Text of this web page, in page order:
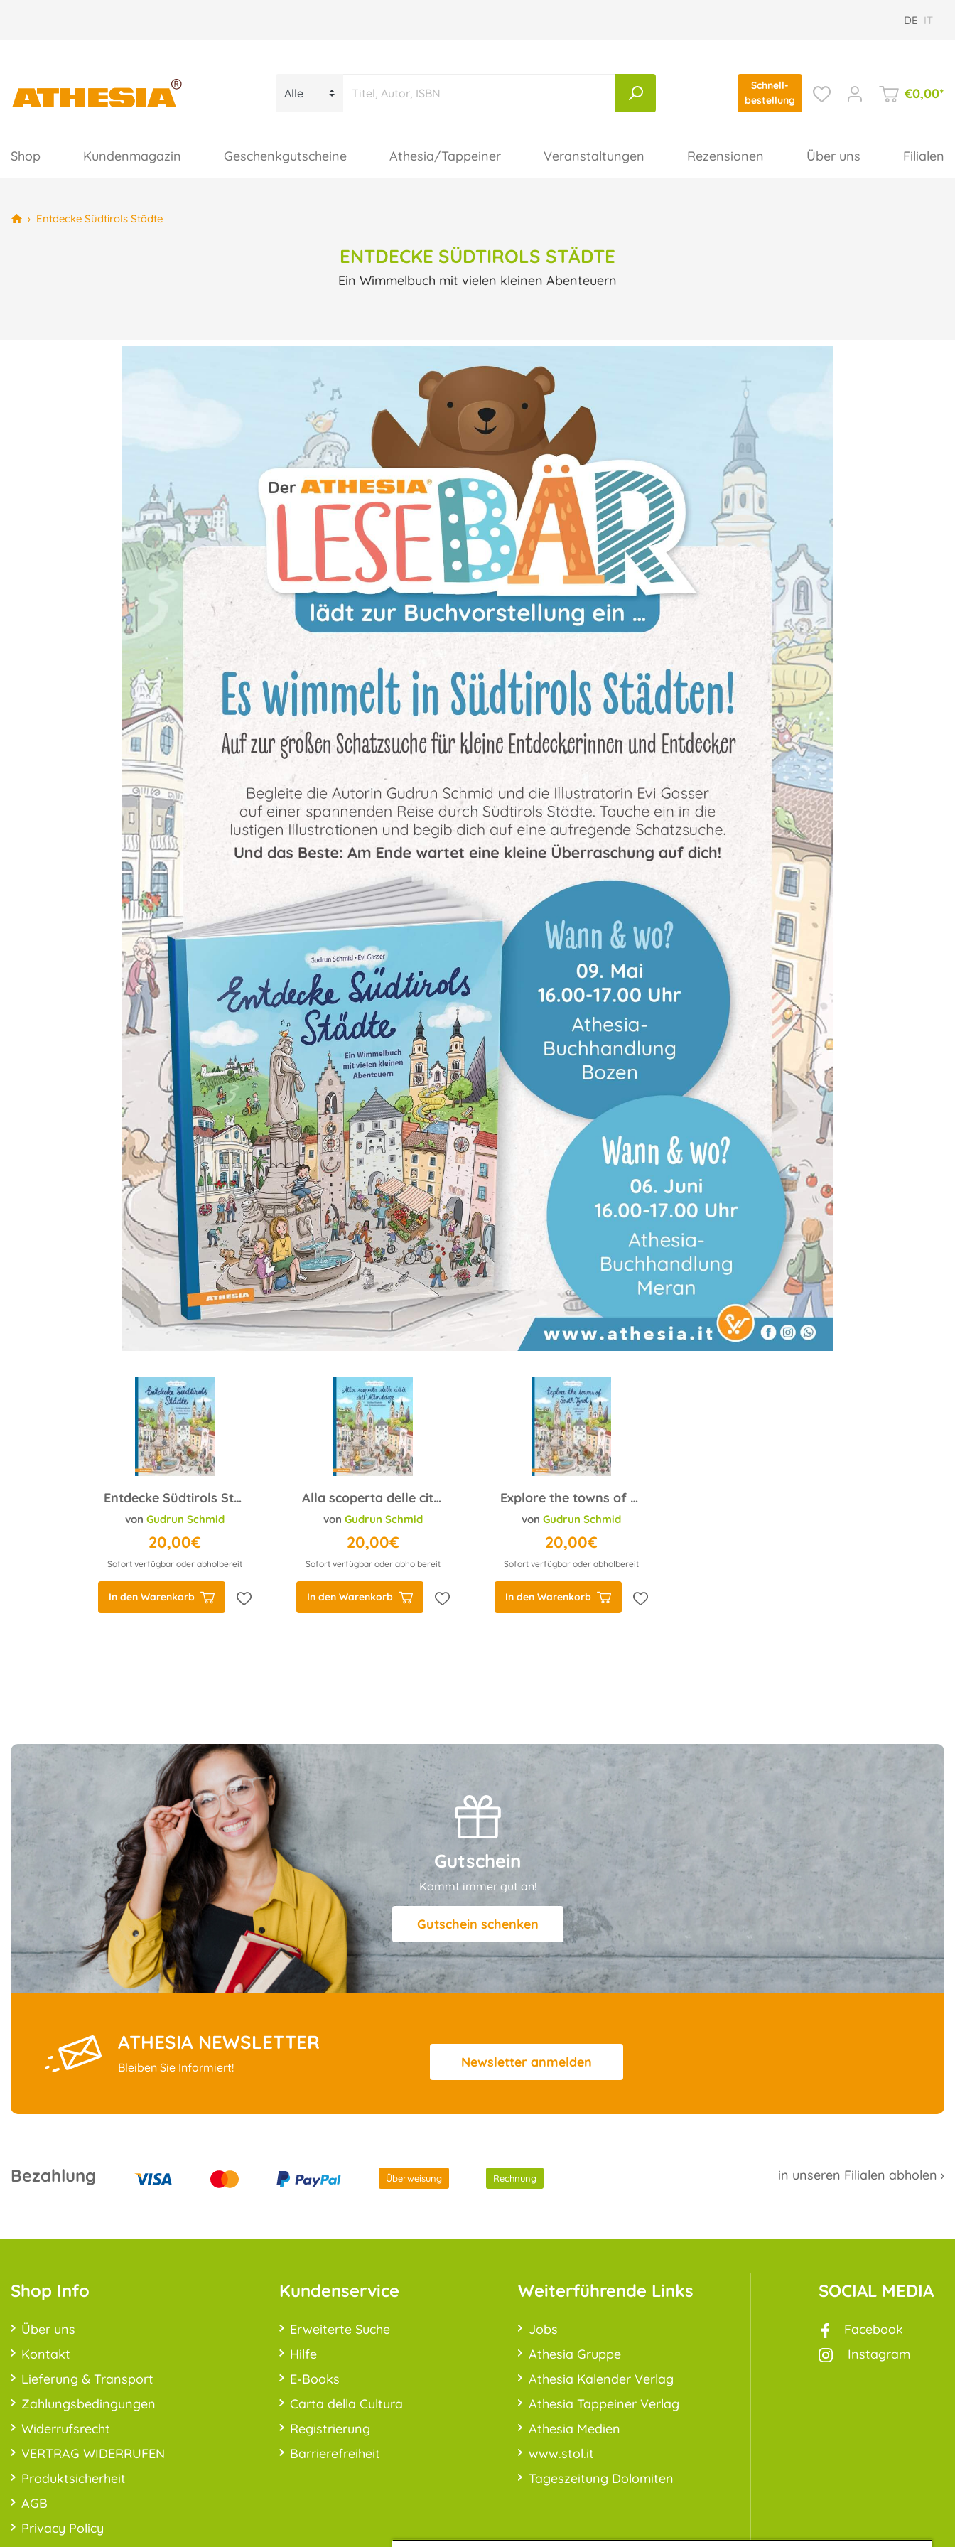
DE IT
Schnell-
bestellung
€0,00*
Shop Kundenmagazin Geschenkgutscheine Athesia/Tappeiner Veranstaltungen Rezensionen Über uns Filialen
› Entdecke Südtirols Städte
ENTDECKE SÜDTIROLS STÄDTE
Ein Wimmelbuch mit vielen kleinen Abenteuern
Entdecke Südtirols Städte
vonGudrun Schmid
20,00€
Sofort verfügbar oder abholbereit
In den Warenkorb
Alla scoperta delle città dell’Alto Adige
vonGudrun Schmid
20,00€
Sofort verfügbar oder abholbereit
In den Warenkorb
Explore the towns of South Tyrol
von Gudrun Schmid
20,00€
Sofort verfügbar oder abholbereit
In den Warenkorb
Gutschein
Kommt immer gut an!
Gutschein schenken
ATHESIA NEWSLETTER
Bleiben Sie Informiert! Newsletter anmelden
Bezahlung Überweisung Rechnung in unseren Filialen abholen ›
Shop Info
Über uns
Kontakt
Lieferung & Transport
Zahlungsbedingungen
Widerrufsrecht
VERTRAG WIDERRUFEN
Produktsicherheit
AGB
Privacy Policy
Kundenservice
Erweiterte Suche
Hilfe
E-Books
Carta della Cultura
Registrierung
Barrierefreiheit
Weiterführende Links
Jobs
Athesia Gruppe
Athesia Kalender Verlag
Athesia Tappeiner Verlag
Athesia Medien
www.stol.it
Tageszeitung Dolomiten
SOCIAL MEDIA
Facebook
Instagram